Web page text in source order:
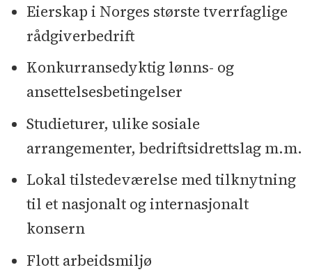
Eierskap i Norges største tverrfaglige
rådgiverbedrift
Konkurransedyktig lønns- og
ansettelsesbetingelser
Studieturer, ulike sosiale
arrangementer, bedriftsidrettslag m.m.
Lokal tilstedeværelse med tilknytning
til et nasjonalt og internasjonalt
konsern
Flott arbeidsmiljø